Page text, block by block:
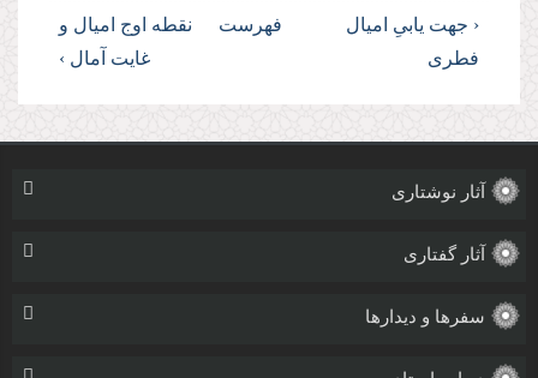
‹ جهت یابىِ امیال
فطرى
فهرست
نقطه اوج امیال و
غایت آمال ›
آثار نوشتاری
آثار گفتاری
سفرها و دیدارها